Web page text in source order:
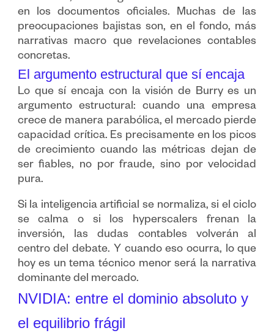
en los documentos oficiales. Muchas de las
preocupaciones bajistas son, en el fondo, más
narrativas macro que revelaciones contables
concretas.
El argumento estructural que sí encaja
Lo que sí encaja con la visión de Burry es un
argumento estructural: cuando una empresa
crece de manera parabólica, el mercado pierde
capacidad crítica. Es precisamente en los picos
de crecimiento cuando las métricas dejan de
ser fiables, no por fraude, sino por velocidad
pura.
Si la inteligencia artificial se normaliza, si el ciclo
se calma o si los hyperscalers frenan la
inversión, las dudas contables volverán al
centro del debate. Y cuando eso ocurra, lo que
hoy es un tema técnico menor será la narrativa
dominante del mercado.
NVIDIA: entre el dominio absoluto y
el equilibrio frágil